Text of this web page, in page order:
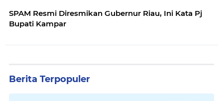
SPAM Resmi Diresmikan Gubernur Riau, Ini Kata Pj
Bupati Kampar
Berita Terpopuler